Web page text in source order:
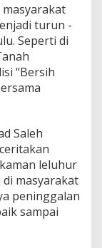
turun -
Seperti di
“Bersih
Saleh
leluhur
di masyarakat
peninggalan
sampai